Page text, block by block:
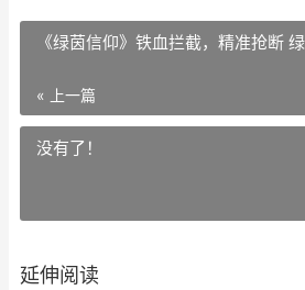
《绿茵信仰》铁血拦截，精准抢断
« 上一篇
没有了！
延伸阅读